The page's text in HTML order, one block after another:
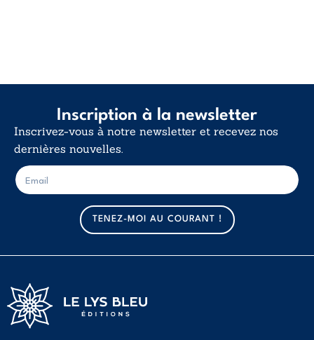
Inscription à la newsletter
Inscrivez-vous à notre newsletter et recevez nos
dernières nouvelles.
m
a
i
l
E
-
m
TENEZ-MOI AU COURANT !